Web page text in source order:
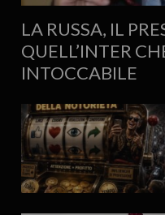
LA RUSSA, IL
QUELL’INTER
INTOCCABILE